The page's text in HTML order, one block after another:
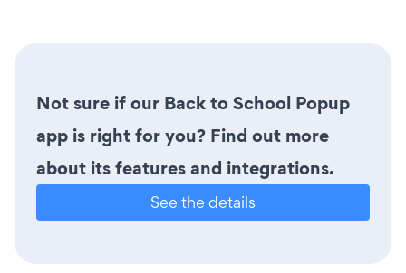
Not sure if our Back to School Popup
app is right for you? Find out more
about its features and integrations.
See the details